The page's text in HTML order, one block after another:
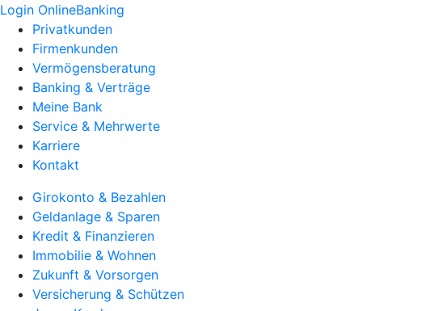
Login OnlineBanking
Privatkunden
Firmenkunden
Vermögensberatung
Banking & Verträge
Meine Bank
Service & Mehrwerte
Karriere
Kontakt
Girokonto & Bezahlen
Geldanlage & Sparen
Kredit & Finanzieren
Immobilie & Wohnen
Zukunft & Vorsorgen
Versicherung & Schützen